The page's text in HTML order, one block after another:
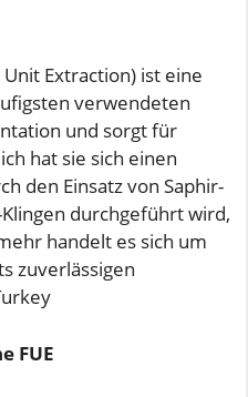
Extraction) ist eine
verwendeten
und sorgt für
hat sie sich einen
den Einsatz von Saphir-
durchgeführt wird,
handelt es sich um
zuverlässigen
FUE